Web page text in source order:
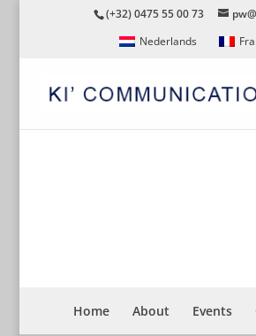
(+32) 0475 55 00 73
Nederlands
Home About Events